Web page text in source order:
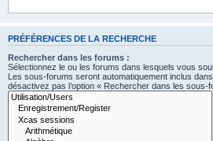
PRÉFÉRENCES DE LA RECHERCHE
Rechercher dans les forums :
Sélectionnez le ou les forums dans lesquels vous
Les sous-forums seront automatiquement inclus
désactivez pas l’option « Rechercher dans les sous-